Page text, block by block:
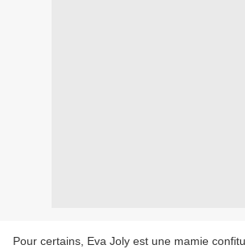
Pour certains, Eva Joly est une mamie